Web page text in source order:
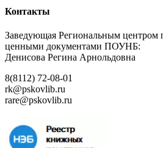
Контакты
Заведующая Региональным центром
ценными документами ПОУНБ:
Денисова Регина Арнольдовна
8(8112) 72-08-01
rk@pskovlib.ru
rare@pskovlib.ru